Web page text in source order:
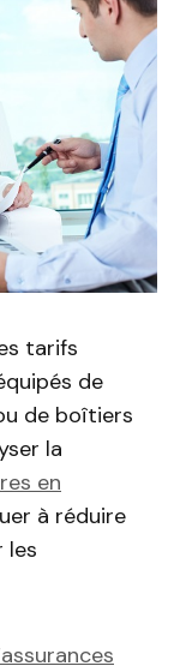
tarifs
de
de boîtiers
la
en
à réduire
les